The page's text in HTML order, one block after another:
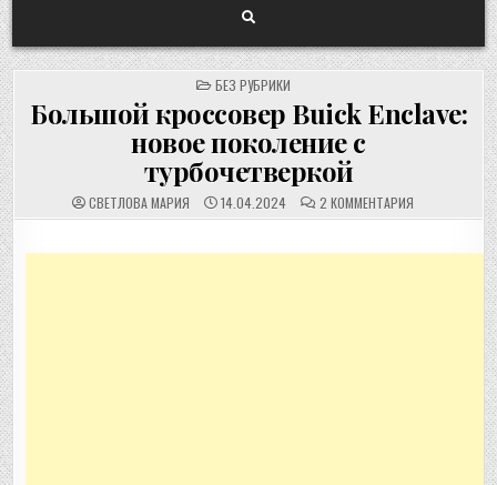
POSTED
IN
БЕЗ РУБРИКИ
Большой кроссовер Buick Enclave:
новое поколение с
турбочетверкой
СВЕТЛОВА МАРИЯ 14.04.2024 2 КОММЕНТАРИЯ
ЗАПИСИ
BUICK